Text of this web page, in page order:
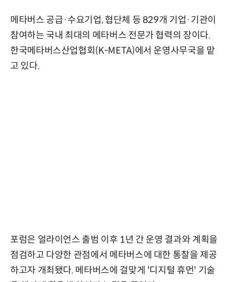
메타버스 공급·수요기업, 협단체 등 829개 기업·기관이
참여하는 국내 최대의 메타버스 전문가 협력의 장이다.
한국메타버스산업협회(K-META)에서 운영사무국을 맡
고 있다.
포럼은 얼라이언스 출범 이후 1년 간 운영 결과와 계획을
점검하고 다양한 관점에서 메타버스에 대한 통찰을 제공
하고자 개최됐다. 메타버스에 걸맞게 '디지털 휴먼' 기술